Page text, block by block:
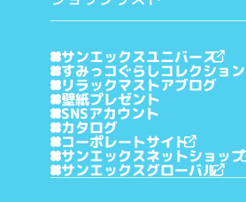
サンエックスユニバース
すみっコぐらしコレクション
リラックマストアブログ
壁紙プレゼント
SNSアカウント
カタログ
コーポレートサイト
サンエックスネットショップ
サンエックスグローバル